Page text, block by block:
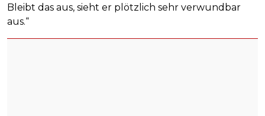
Bleibt das aus, sieht er plötzlich sehr verwundbar
aus.“